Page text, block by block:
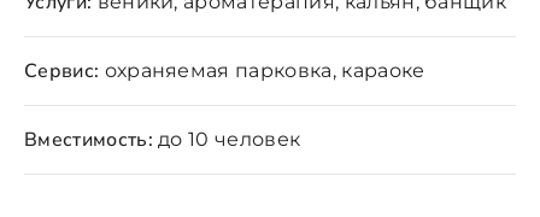
Сервис: охраняемая парковка, караоке
Вместимость: до 10 человек